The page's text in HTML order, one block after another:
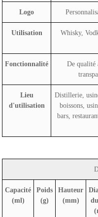
Logo
Utilisation
Whisky,
Fonctionnalité
De qualité
Lieu
d'utilisation
Distillerie,
boissons,
bars,
Capacité
(ml)
Poids
(g)
Hauteur
(mm)